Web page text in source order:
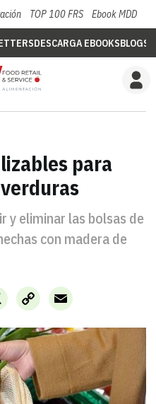
TOP 100 FRS Ebook MDD
DESCARGA EBOOKSBLOGS
para
y eliminar las bolsas de
con madera de
X
Copy
Link
Email